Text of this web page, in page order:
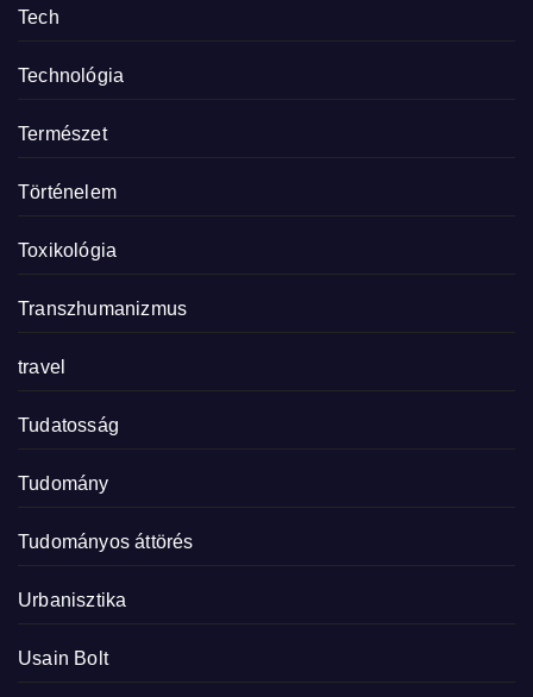
Tech
Technológia
Természet
Történelem
Toxikológia
Transzhumanizmus
travel
Tudatosság
Tudomány
Tudományos áttörés
Urbanisztika
Usain Bolt